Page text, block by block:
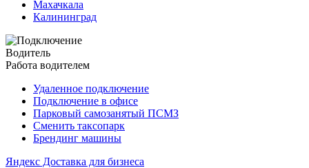
Махачкала
Калининград
Водитель
Работа водителем
Удаленное подключение
Подключение в офисе
Парковый самозанятый ПСМЗ
Сменить таксопарк
Брендинг машины
Яндекс Доставка для бизнеса